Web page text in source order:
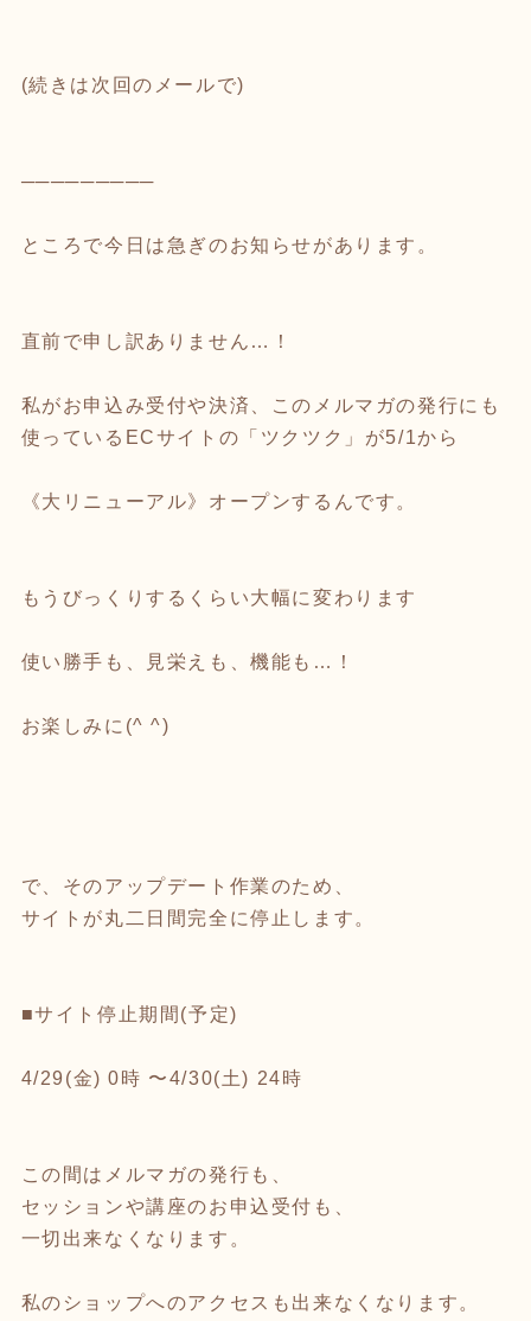
(続きは次回のメールで)
─────────
ところで今日は急ぎのお知らせがあります。
直前で申し訳ありません…！
私がお申込み受付や決済、このメルマガの発行にも
使っているECサイトの「ツクツク」が5/1から
《大リニューアル》オープンするんです。
もうびっくりするくらい大幅に変わります
使い勝手も、見栄えも、機能も…！
お楽しみに(^ ^)
で、そのアップデート作業のため、
サイトが丸二日間完全に停止します。
■サイト停止期間(予定)
4/29(金) 0時 〜4/30(土) 24時
この間はメルマガの発行も、
セッションや講座のお申込受付も、
一切出来なくなります。
私のショップへのアクセスも出来なくなります。